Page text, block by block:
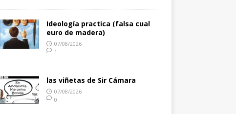
Ideología practica (falsa cual
euro de madera)
07/08/2026
1
las viñetas de Sir Cámara
07/08/2026
0